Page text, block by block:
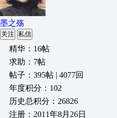
墨之殇
关注 私信
精华：16帖
求助：7帖
帖子：395帖 | 4077回
年度积分：102
历史总积分：26826
注册：2011年8月26日